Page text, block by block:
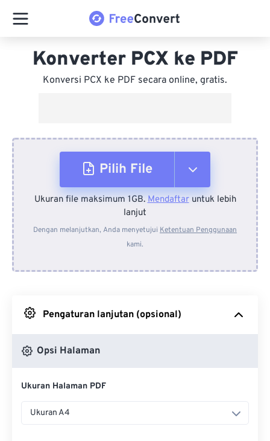
Konverter PCX ke PDF
Konversi PCX ke PDF secara online, gratis.
Pilih File
Dari Perangkat
Dari Dropbox
Ukuran file maksimum 1GB.Mendaftaruntuk lebih
lanjut
Dengan melanjutkan, Anda menyetujui Ketentuan Penggunaan
kami.
Pengaturan lanjutan (opsional)
Opsi Halaman
Ukuran Halaman PDF
Ukuran A4